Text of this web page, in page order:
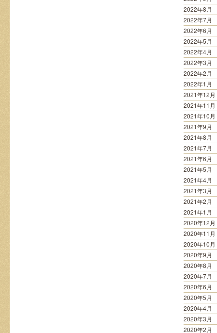
2022年8月
2022年7月
2022年6月
2022年5月
2022年4月
2022年3月
2022年2月
2022年1月
2021年12月
2021年11月
2021年10月
2021年9月
2021年8月
2021年7月
2021年6月
2021年5月
2021年4月
2021年3月
2021年2月
2021年1月
2020年12月
2020年11月
2020年10月
2020年9月
2020年8月
2020年7月
2020年6月
2020年5月
2020年4月
2020年3月
2020年2月